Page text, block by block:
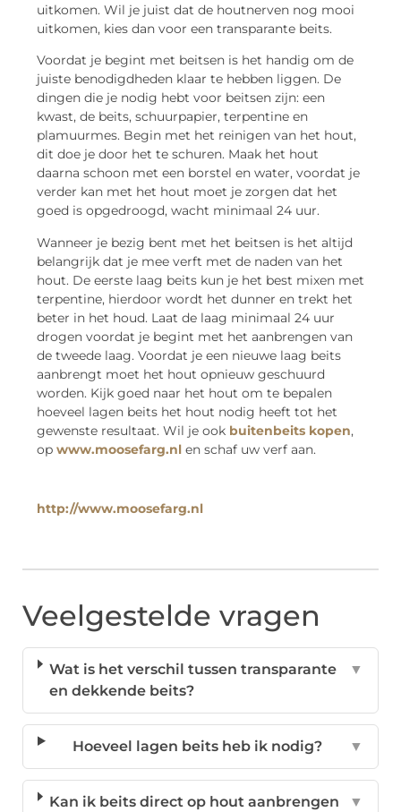
uitkomen. Wil je juist dat de houtnerven nog mooi
uitkomen, kies dan voor een transparante beits.
Voordat je begint met beitsen is het handig om de
juiste benodigdheden klaar te hebben liggen. De
dingen die je nodig hebt voor beitsen zijn: een
kwast, de beits, schuurpapier, terpentine en
plamuurmes. Begin met het reinigen van het hout,
dit doe je door het te schuren. Maak het hout
daarna schoon met een borstel en water, voordat je
verder kan met het hout moet je zorgen dat het
goed is opgedroogd, wacht minimaal 24 uur.
Wanneer je bezig bent met het beitsen is het altijd
belangrijk dat je mee verft met de naden van het
hout. De eerste laag beits kun je het best mixen met
terpentine, hierdoor wordt het dunner en trekt het
beter in het houd. Laat de laag minimaal 24 uur
drogen voordat je begint met het aanbrengen van
de tweede laag. Voordat je een nieuwe laag beits
aanbrengt moet het hout opnieuw geschuurd
worden. Kijk goed naar het hout om te bepalen
hoeveel lagen beits het hout nodig heeft tot het
gewenste resultaat. Wil je ook buitenbeits kopen,
op www.moosefarg.nl en schaf uw verf aan.
http://www.moosefarg.nl
Veelgestelde vragen
Wat is het verschil tussen transparante
en dekkende beits?
▼
Hoeveel lagen beits heb ik nodig? ▼
Kan ik beits direct op hout aanbrengen
▼